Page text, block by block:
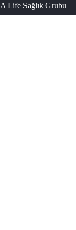
A Life Sağlık Grubu